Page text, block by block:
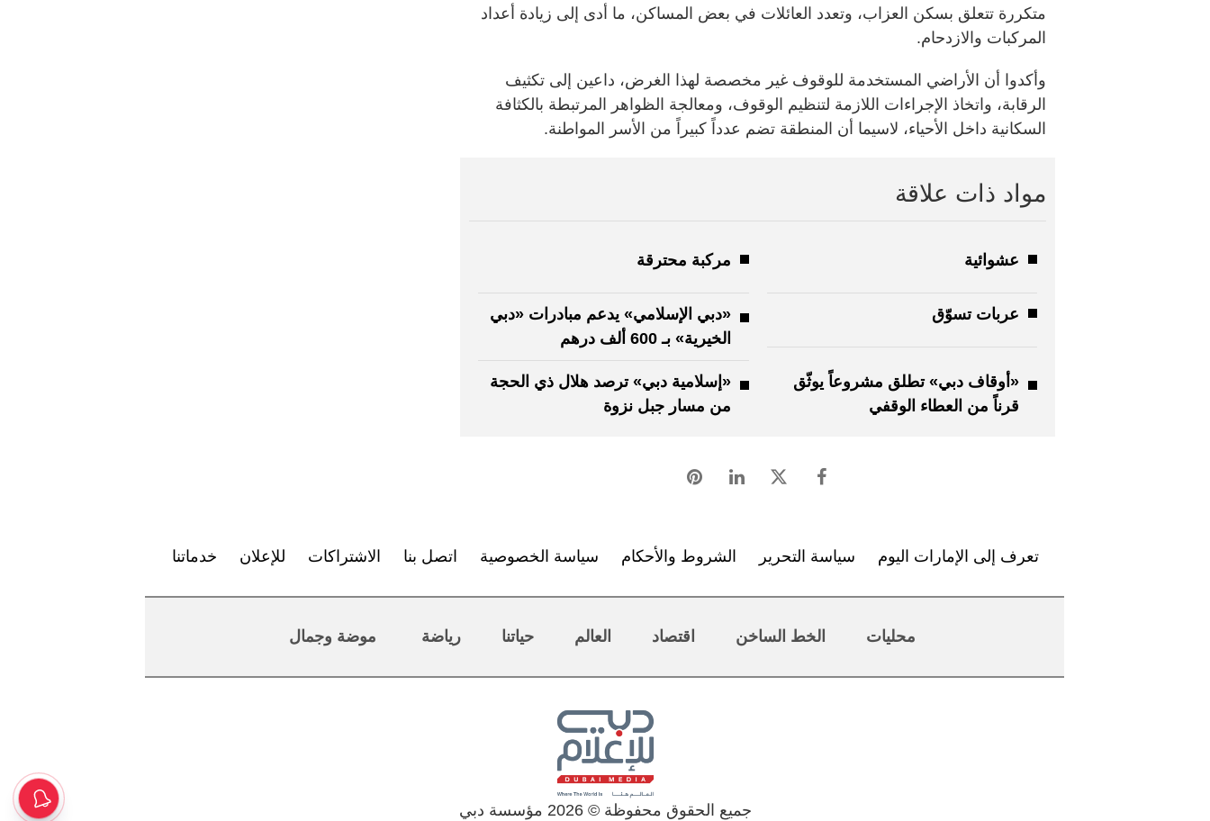
متكررة تتعلق بسكن العزاب، وتعدد العائلات في بعض المساكن، ما أدى إلى زيادة أعداد
المركبات والازدحام.
وأكدوا أن الأراضي المستخدمة للوقوف غير مخصصة لهذا الغرض، داعين إلى تكثيف
الرقابة، واتخاذ الإجراءات اللازمة لتنظيم الوقوف، ومعالجة الظواهر المرتبطة بالكثافة
السكانية داخل الأحياء، لاسيما أن المنطقة تضم عدداً كبيراً من الأسر المواطنة.
مواد ذات علاقة
عشوائية مركبة محترقة
عربات تسوّق
«دبي الإسلامي» يدعم مبادرات «دبي
الخيرية» بـ 600 ألف درهم
«أوقاف دبي» تطلق مشروعاً يوثّق
قرناً من العطاء الوقفي
«إسلامية دبي» ترصد هلال ذي الحجة
من مسار جبل نزوة
تعرف إلى الإمارات اليوم سياسة التحرير الشروط والأحكام سياسة الخصوصية اتصل بنا الاشتراكات للإعلان خدماتنا
محليات الخط الساخن اقتصاد العالم حياتنا رياضة موضة وجمال
جميع الحقوق محفوظة © 2026 مؤسسة دبي